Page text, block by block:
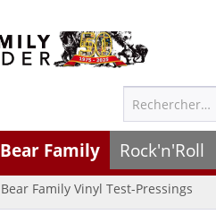
Bear Family Rock'n'Roll
Bear Family Vinyl Test-Pressings